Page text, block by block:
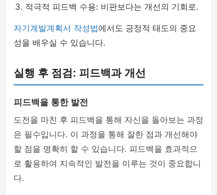
적극적 피드백 수용: 비판보다는 개선의 기회로.
자기계발계획서 작성법에서도 긍정적 태도의 중요
성을 배우실 수 있습니다.
실행 후 점검: 피드백과 개선
피드백을 통한 발전
도전을 마친 후 피드백을 통해 자신을 돌아보는 과정
은 필수입니다. 이 과정을 통해 잘한 점과 개선해야
할 점을 명확히 할 수 있습니다. 피드백을 효과적으
로 활용하여 지속적인 발전을 이루는 것이 중요합니
다.